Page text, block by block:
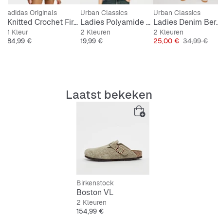
perfecte grip
Stijlvol met een praktische gesp voor een snelle
adidas Originals
Knitted Crochet Firebird Track Top
1 Kleur
Prijs
84,99 €
Urban Classics
Ladies Polyamide Jersey Neckholder Top
2 Kleuren
Prijs
19,99 €
Urban Classics
2 Kleuren
Prijs
25,00 € Originele
34,99 €
Laatst bekeken
Birkenstock
Boston VL
2 Kleuren
Prijs
154,99 €